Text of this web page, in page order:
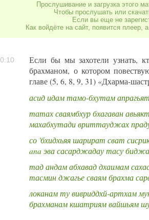
Прослушивание и загрузка этого
Чтобы прослушать или
Если вы еще не
Как войдёте на сайт, появится плеер,
Если бы мы захотели узнать,
брахманом, о котором
главе (5, 6, 8, 9, 31) «Дхарма-
асид идам тамо-бхутам
татах сваямбхур бхагаван
махабхутади вриттауджах
со 'бхидхьяя шарират сват
ana эва сасарджадау тасу
тад андам абхавад дхаимам
тасмин джагье сваям брахма
локанам ту вивриддхй-артхам
брахманам кшатриям вайшьям